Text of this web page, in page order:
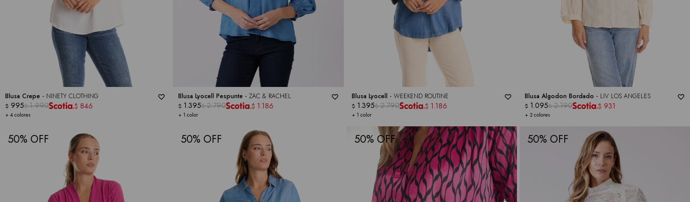
Blusa Crepe - NINETY CLOTHING
+ 4 colores
$ 995$ 1.990 $ 846
Blusa Lyocell Pespunte -ZAC & RACHEL
+ 1 color
$ 1.395$ 2.790 $ 1.186
Blusa Lyocell - WEEKEND ROUTINE
+ 1 color
$ 1.395$ 2.790 $ 1.186
Blusa Algodon Bordado - LIV LOS ANGELES
+ 2 colores
$ 1.095$ 2.190 $ 931
50 50 50 50